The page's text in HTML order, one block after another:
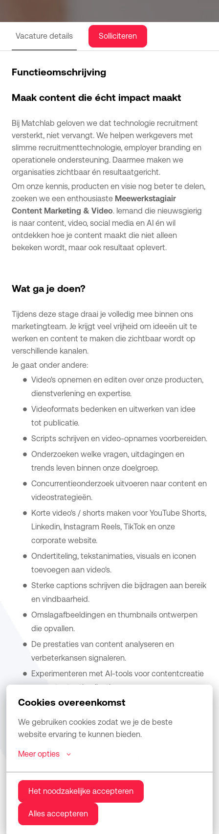
Cookies overeenkomst
We gebruiken cookies zodat we je de beste
website ervaring te kunnen bieden.
Meer opties
Het noodzakelijke accepteren
Alles accepteren
Vacature details Solliciteren
Functieomschrijving
Maak content die écht impact maakt
Bij Matchlab geloven we dat technologie recruitment
versterkt, niet vervangt. We helpen werkgevers met
slimme recruitmenttechnologie, employer branding en
operationele ondersteuning. Daarmee maken we
organisaties zichtbaar én resultaatgericht.
Om onze kennis, producten en visie nog beter te delen,
zoeken we een enthousiaste Meewerkstagiair
Content Marketing & Video. Iemand die nieuwsgierig
is naar content, video, social media en AI én wil
ontdekken hoe je content maakt die niet alleen
bekeken wordt, maar ook resultaat oplevert.
Wat ga je doen?
Tijdens deze stage draai je volledig mee binnen ons
marketingteam. Je krijgt veel vrijheid om ideeën uit te
werken en content te maken die zichtbaar wordt op
verschillende kanalen.
Je gaat onder andere:
Video's opnemen en editen over onze producten,
dienstverlening en expertise.
Videoformats bedenken en uitwerken van idee
tot publicatie.
Scripts schrijven en video-opnames voorbereiden.
Onderzoeken welke vragen, uitdagingen en
trends leven binnen onze doelgroep.
Concurrentieonderzoek uitvoeren naar content en
videostrategieën.
Korte video's / shorts maken voor YouTube Shorts,
Linkedin, Instagram Reels, TikTok en onze
corporate website.
Ondertiteling, tekstanimaties, visuals en iconen
toevoegen aan video's.
Sterke captions schrijven die bijdragen aan bereik
en vindbaarheid.
Omslagafbeeldingen en thumbnails ontwerpen
die opvallen.
De prestaties van content analyseren en
verbeterkansen signaleren.
Experimenteren met AI-tools voor contentcreatie
en contentoptimalisatie.
Wat leer je?
Bij Matchlab krijg je niet alleen een stageplek, maar
vooral de kans om jezelf te ontwikkelen.
Je leert:
Hoe je een contentstrategie vertaalt naar
concrete video's en campagnes.
Hoe je doelgroeponderzoek uitvoert en content